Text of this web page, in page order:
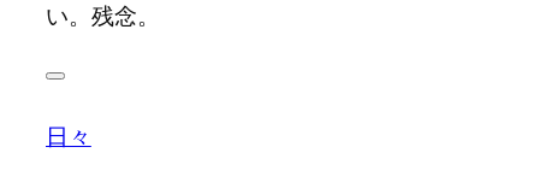
い。残念。
日々